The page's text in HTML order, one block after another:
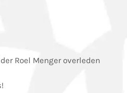
Roel Menger overleden